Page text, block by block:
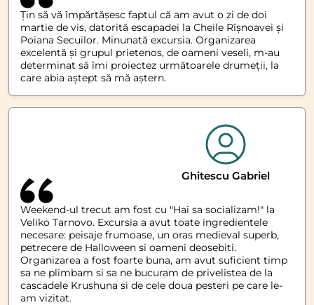
Țin să vă împărtășesc faptul că am avut o zi de doi
martie de vis, datorită escapadei la Cheile Rîșnoavei și
Poiana Secuilor. Minunată excursia. Organizarea
excelentă și grupul prietenos, de oameni veseli, m-au
determinat să îmi proiectez următoarele drumeții, la
care abia aștept să mă aștern.
Ghitescu Gabriel
Weekend-ul trecut am fost cu "Hai sa socializam!" la
Veliko Tarnovo. Excursia a avut toate ingredientele
necesare: peisaje frumoase, un oras medieval superb,
petrecere de Halloween si oameni deosebiti.
Organizarea a fost foarte buna, am avut suficient timp
sa ne plimbam si sa ne bucuram de privelistea de la
cascadele Krushuna si de cele doua pesteri pe care le-
am vizitat.